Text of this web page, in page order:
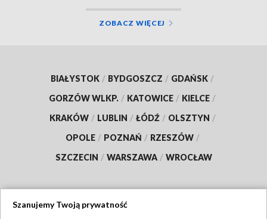
ZOBACZ WIĘCEJ
BIAŁYSTOK / BYDGOSZCZ / GDAŃSK /
GORZÓW WLKP. / KATOWICE / KIELCE /
KRAKÓW / LUBLIN / ŁÓDŹ / OLSZTYN /
OPOLE / POZNAŃ / RZESZÓW /
SZCZECIN / WARSZAWA / WROCŁAW
Szanujemy Twoją prywatność